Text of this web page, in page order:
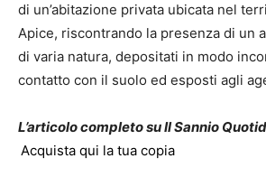
di un’abitazione privata ubicata nel
Apice, riscontrando la presenza di un
di varia natura, depositati in modo
contatto con il suolo ed esposti agli
L’articolo completo su Il Sannio
Acquista qui la tua copia